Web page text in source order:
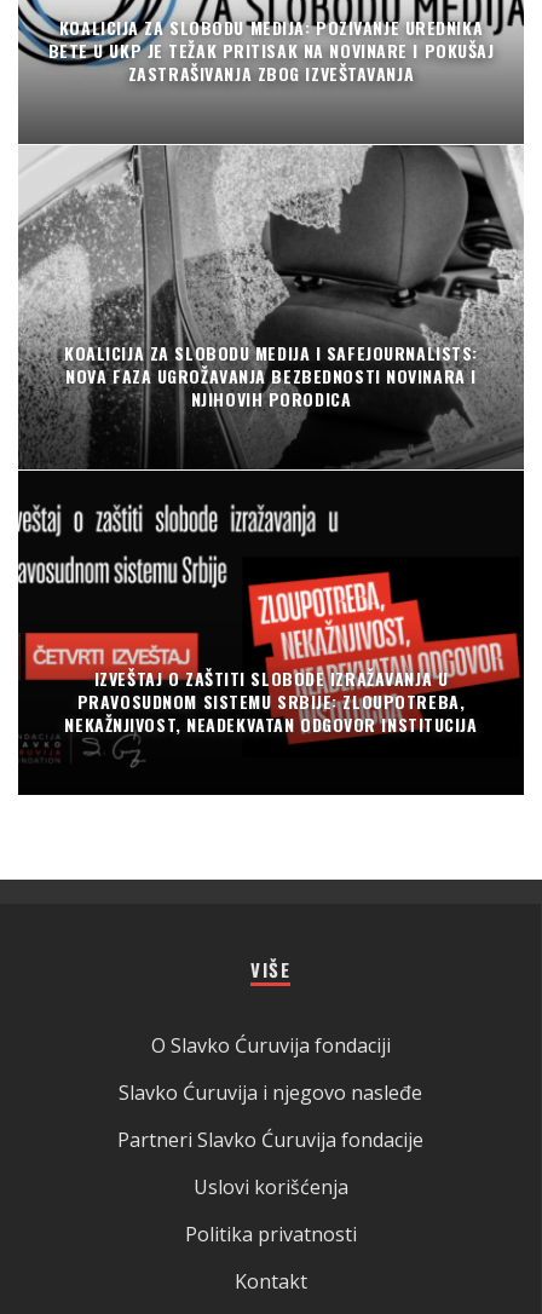
KOALICIJA ZA SLOBODU MEDIJA: POZIVANJE UREDNIKA
BETE U UKP JE TEŽAK PRITISAK NA NOVINARE I POKUŠAJ
ZASTRAŠIVANJA ZBOG IZVEŠTAVANJA
KOALICIJA ZA SLOBODU MEDIJA I SAFEJOURNALISTS:
NOVA FAZA UGROŽAVANJA BEZBEDNOSTI NOVINARA I
NJIHOVIH PORODICA
IZVEŠTAJ O ZAŠTITI SLOBODE IZRAŽAVANJA U
PRAVOSUDNOM SISTEMU SRBIJE: ZLOUPOTREBA,
NEKAŽNJIVOST, NEADEKVATAN ODGOVOR INSTITUCIJA
VIŠE
O Slavko Ćuruvija fondaciji
Slavko Ćuruvija i njegovo nasleđe
Partneri Slavko Ćuruvija fondacije
Uslovi korišćenja
Politika privatnosti
Kontakt